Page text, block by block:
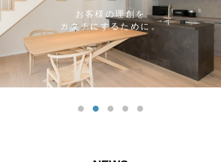
お客様の理創を
カタチにするために。